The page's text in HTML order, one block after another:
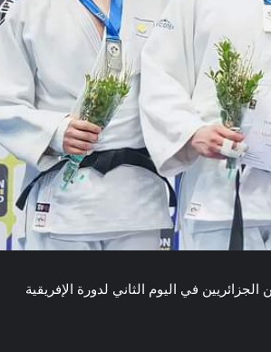
حصيلة المصارعين الجزائريين في اليوم الثاني لدورة الإفريقية